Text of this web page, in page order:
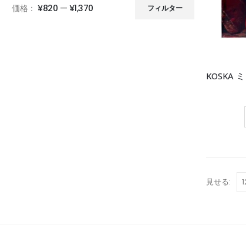
見せる:
フィルター
価格：¥820 — ¥1,370